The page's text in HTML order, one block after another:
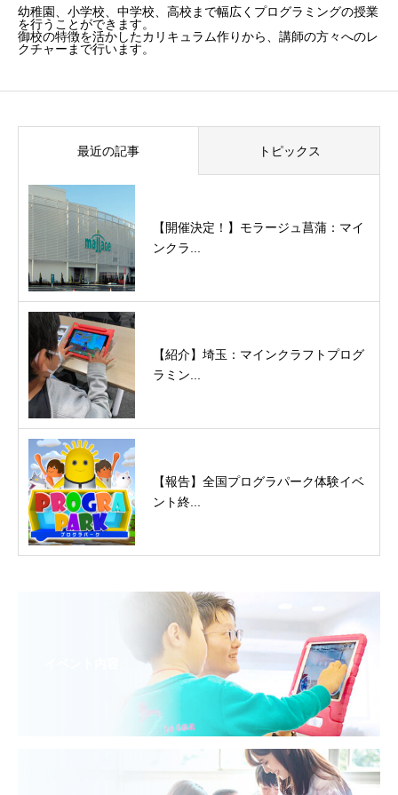
幼稚園、小学校、中学校、高校まで幅広くプログラミングの授業
を行うことができます。
御校の特徴を活かしたカリキュラム作りから、講師の方々へのレ
クチャーまで行います。
最近の記事 トピックス
【開催決定！】モラージュ菖蒲：マイ
ンクラ...
【紹介】埼玉：マインクラフトプログ
ラミン...
【報告】全国プログラパーク体験イベ
ント終...